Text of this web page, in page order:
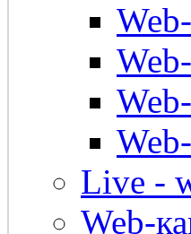
Live -
Web-